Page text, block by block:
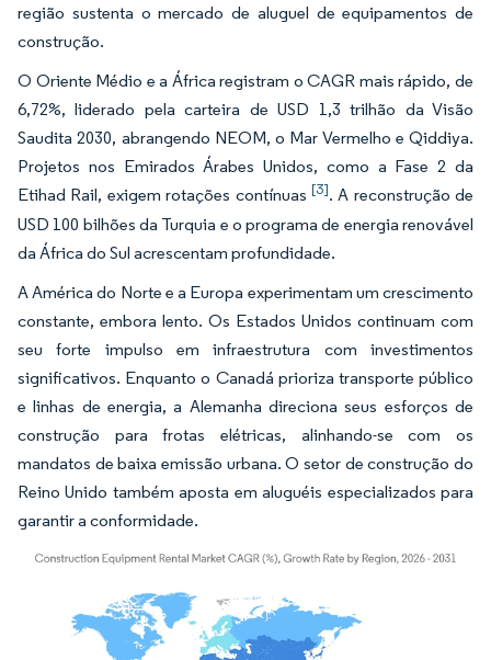
região sustenta o mercado de aluguel de equipamentos de
construção.
O Oriente Médio e a África registram o CAGR mais rápido, de
6,72%, liderado pela carteira de USD 1,3 trilhão da Visão
Saudita 2030, abrangendo NEOM, o Mar Vermelho e Qiddiya.
Projetos nos Emirados Árabes Unidos, como a Fase 2 da
Etihad Rail, exigem rotações contínuas [3]. A reconstrução de
USD 100 bilhões da Turquia e o programa de energia renovável
da África do Sul acrescentam profundidade.
A América do Norte e a Europa experimentam um crescimento
constante, embora lento. Os Estados Unidos continuam com
seu forte impulso em infraestrutura com investimentos
significativos. Enquanto o Canadá prioriza transporte público
e linhas de energia, a Alemanha direciona seus esforços de
construção para frotas elétricas, alinhando-se com os
mandatos de baixa emissão urbana. O setor de construção do
Reino Unido também aposta em aluguéis especializados para
garantir a conformidade.